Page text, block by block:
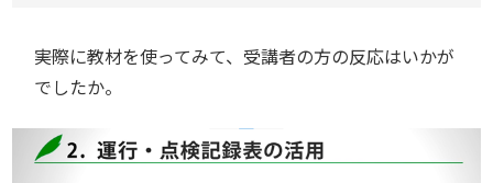
――実際に教材を使ってみて、受講者の方の反応はいかが
でしたか。